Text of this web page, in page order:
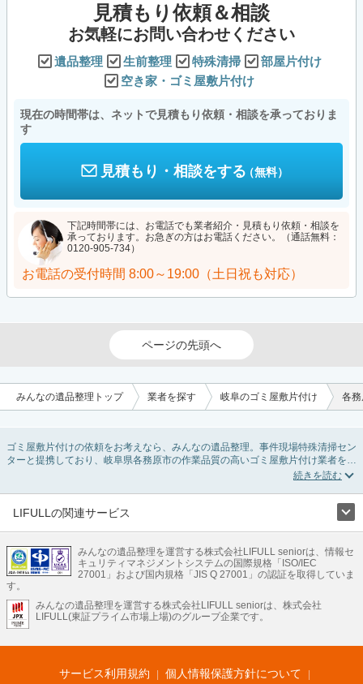
見積もり依頼＆相談
お気軽にお問い合わせください
遺品整理 生前整理 特殊清掃
部屋片付け
空き家・ゴミ屋敷片付け
現在の時間帯は、ネットで見積もり依頼・相談を承っておりま
す
見積もり・相談をする（無料）
下記時間帯には、お電話でも業者紹介・見積もり依頼・相談を
承っております。お急ぎの方はお電話ください。（通話無料：
0120-905-734）
お電話の受付時間 8:00～19:00（土日祝も対応）
ページの先頭へ
みんなの遺品整理トップ 業者を探す 岐阜のゴミ屋敷片付け 各
ゴミ屋敷片付けの依頼をお考えなら、みんなの遺品整理。事件現場特殊清掃セン
ターと提携しており、岐阜県各務原市の作業品質の高いゴミ屋敷片付け業者を掲
載しています。汚部屋の片付けに伴う不用品の処分・回収・引き取りから、外虫
込み条件を利用し検索してみましょう。ゴミ屋敷になってしまう方は高齢で体力
的に掃除するのが難しい、認知症やセルフネグレクトになってしまう、精神的な
またお役立ち情報も豊富なので、部屋を埋めつくす大量のゴミを自力で片付ける
方法についてもチェックしてみてください。
LIFULLの関連サービス
不動産・住宅
引越し 老人ホーム 地方創生
ママの就労支援
不動産クラウドファンディング 遺品整理 老後の暮らし情報
LIFULL HOME'Sのサービス
不動産・住宅
不動産査定 マンション専門売却査定 不動産投資 アドバイザー
不動産アーカイブ
空き家バンク 家賃相場 不動産会社
不動産用語集 住まいのお役立ち情報
LIFULL HOME'S PRESS
みんなの遺品整理を運営する株式会社LIFULL seniorは、情報セ
キュリティマネジメントシステムの国際規格「ISO/IEC
27001」および国内規格「JIS Q 27001」の認証を取得していま
す。
みんなの遺品整理を運営する株式会社LIFULL seniorは、株式会社
LIFULL(東証プライム市場上場)のグループ企業です。
サービス利用規約 個人情報保護方針について